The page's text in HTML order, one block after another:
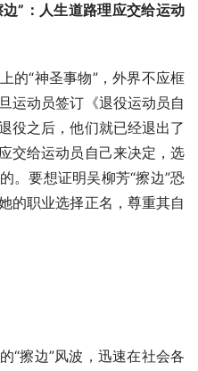
”：人生道路理应交给运动
的“神圣事物”，外界不应框
运动员签订《退役运动员自
役之后，他们就已经退出了
交给运动员自己来决定，选
。要想证明吴柳芳“擦边”恐
的职业选择正名，尊重其自
“擦边”风波，迅速在社会各